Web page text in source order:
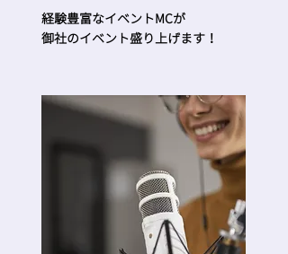
経験豊富なイベントMCが
​御社のイベント盛り上げます！